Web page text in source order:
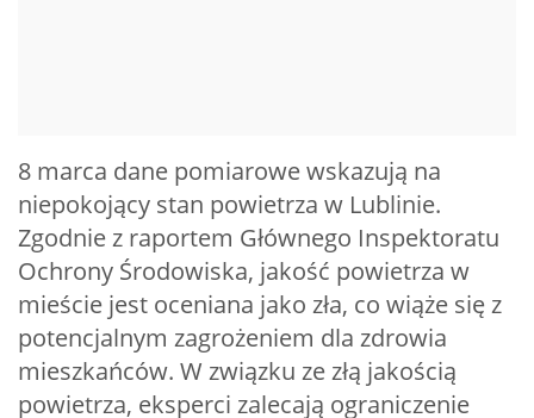
8 marca dane pomiarowe wskazują na
niepokojący stan powietrza w Lublinie.
Zgodnie z raportem Głównego Inspektoratu
Ochrony Środowiska, jakość powietrza w
mieście jest oceniana jako zła, co wiąże się z
potencjalnym zagrożeniem dla zdrowia
mieszkańców. W związku ze złą jakością
powietrza, eksperci zalecają ograniczenie